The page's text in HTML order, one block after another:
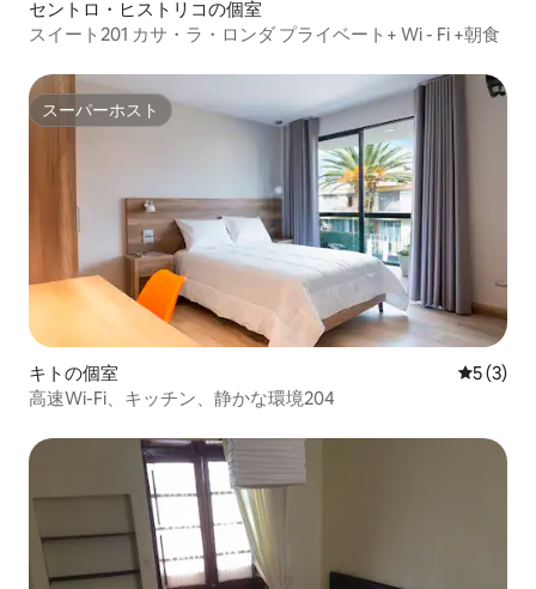
セントロ・ヒストリコの個室
スイート201 カサ・ラ・ロンダ プライベート+ Wi - Fi +朝食
スーパーホスト
スーパーホスト
キトの個室 レビュー
5 (3)
高速Wi-Fi、キッチン、静かな環境204